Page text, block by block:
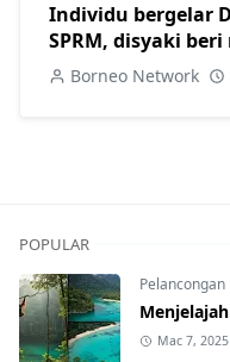
Individu bergelar
SPRM, disyaki
diesel di Sibu
Borneo Network
POPULAR
Pelancongan
Mac 7, 2025